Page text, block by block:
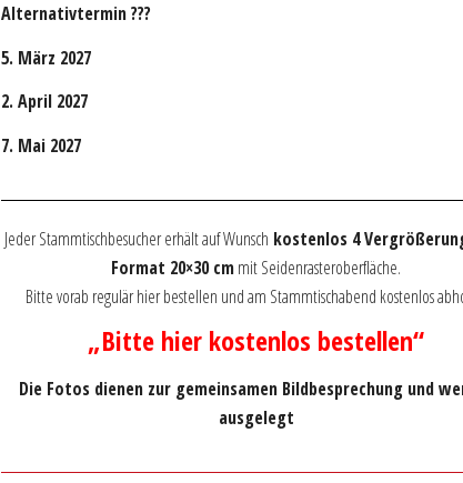
Alternativtermin ???
5. März 2027
2. April 2027
7. Mai 2027
Jeder Stammtischbesucher erhält auf Wunsch kostenlos 4
Format 20×30 cmmit Seidenrasteroberfläche.
Bitte vorab regulär hier bestellen und am Stammtischabend kostenlos
„Bitte hier kostenlos bestellen“
Die Fotos dienen zur gemeinsamen Bildbesprechung und
ausgelegt